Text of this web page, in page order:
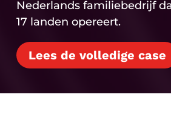
Nederlands familiebedrijf
17 landen opereert.
Lees de volledige case